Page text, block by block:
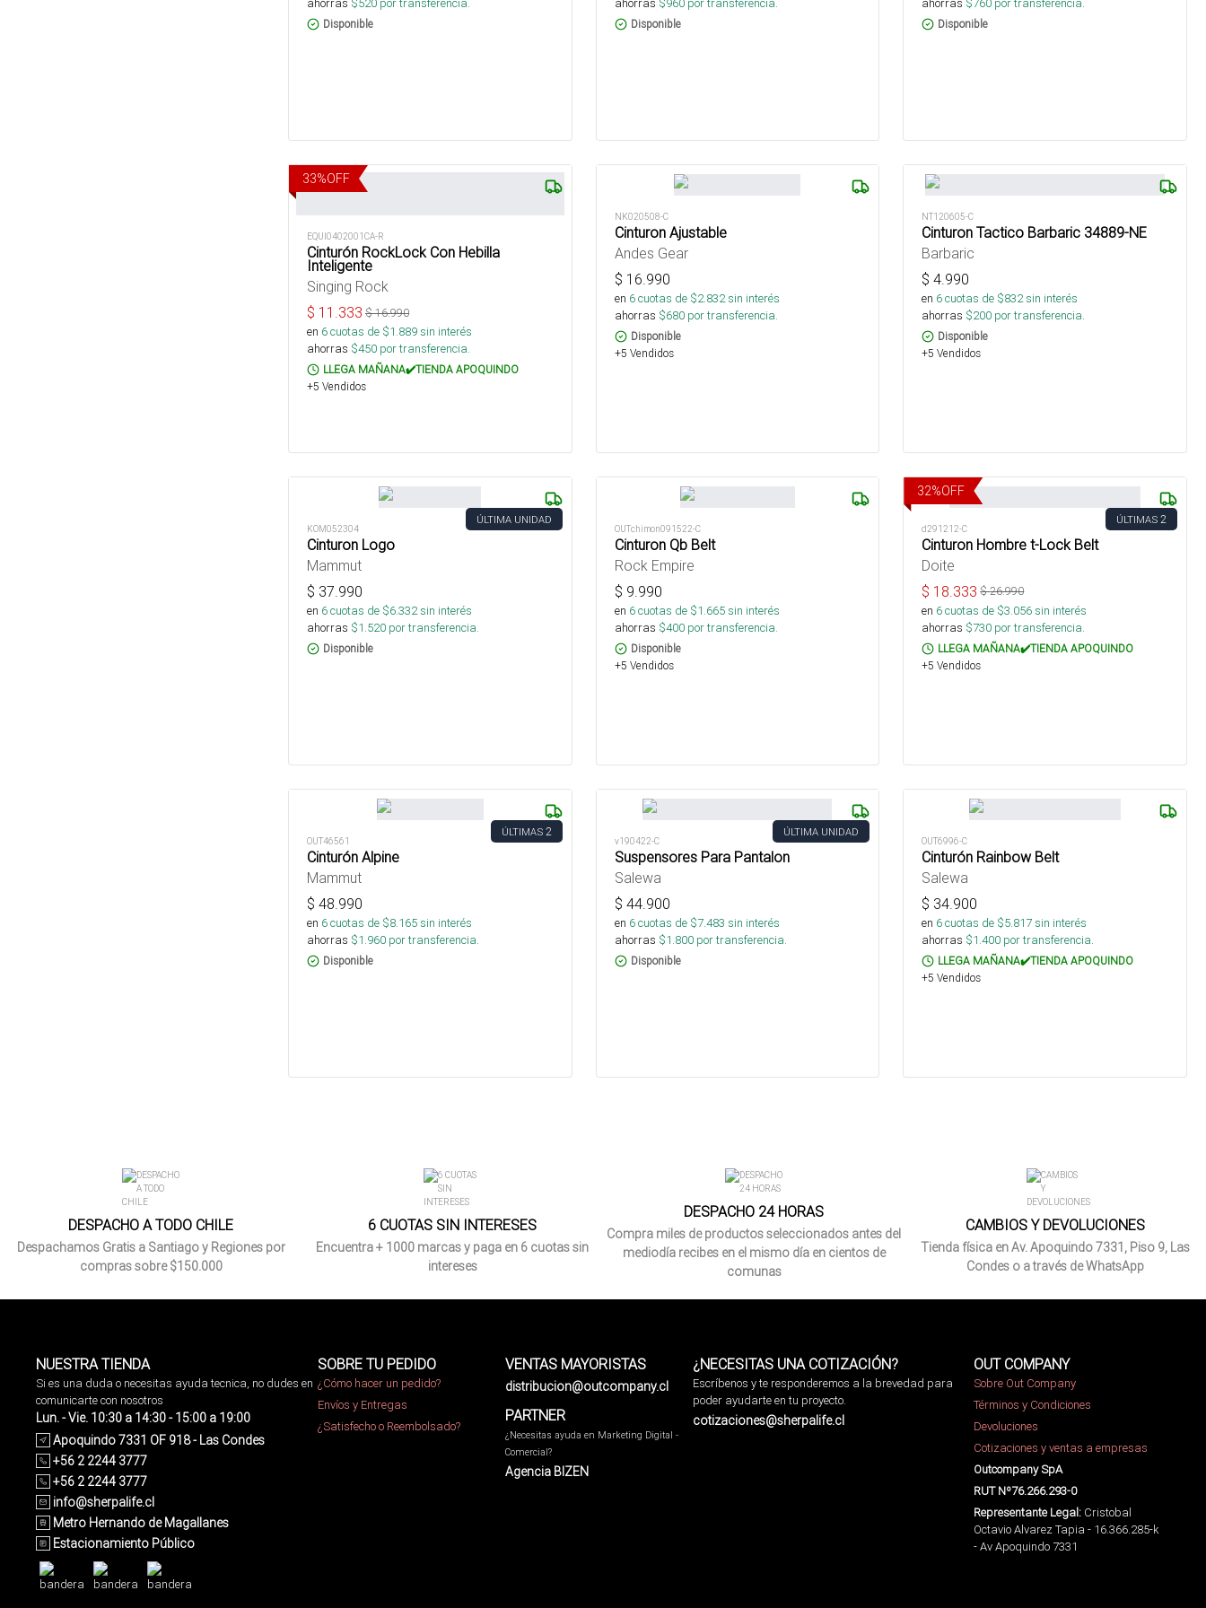
Disponible Disponible Disponible
33%OFF
EQUI0402001CA-R
Cinturón RockLock Con Hebilla
Inteligente
Singing Rock
$ 11.333 $16.990
en 6cuotas de $1.889sin interés
ahorras $450 por transferencia.
LLEGA MAÑANA✔️TIENDA APOQUINDO
+5 Vendidos
NK020508-C
Cinturon Ajustable
Andes Gear
$ 16.990
en 6cuotas de $2.832sin interés
ahorras $680por transferencia.
Disponible
+5 Vendidos
NT120605-C
Cinturon Tactico Barbaric 34889-NE
Barbaric
$4.990
en 6cuotas de $832sin interés
ahorras $200 por transferencia.
Disponible
+5 Vendidos
ÚLTIMA UNIDAD
KOM052304
Cinturon Logo
Mammut
$ 37.990
en 6cuotas de $6.332sin interés
ahorras $1.520 por transferencia.
Disponible
OUTchimon091522-C
Cinturon Qb Belt
Rock Empire
$ 9.990
en 6cuotas de $1.665sin interés
ahorras $400por transferencia.
Disponible
+5 Vendidos
32%OFF
ÚLTIMAS 2
d291212-C
Cinturon Hombre t-Lock Belt
Doite
$ 18.333 $26.990
en 6cuotas de $3.056sin interés
ahorras $730 por transferencia.
LLEGA MAÑANA✔️TIENDA APOQUINDO
+5 Vendidos
ÚLTIMAS 2
OUT46561
Cinturón Alpine
Mammut
$ 48.990
en 6cuotas de $8.165sin interés
ahorras $1.960 por transferencia.
Disponible
ÚLTIMA UNIDAD
v190422-C
Suspensores Para Pantalon
Salewa
$ 44.900
en 6cuotas de $7.483 sin interés
ahorras $1.800por transferencia.
Disponible
OUT6996-C
Cinturón Rainbow Belt
Salewa
$ 34.900
en 6cuotas de $5.817sin interés
ahorras $1.400 por transferencia.
LLEGA MAÑANA✔️TIENDA APOQUINDO
+5 Vendidos
DESPACHO A TODO CHILE
Despachamos Gratis a Santiago y Regiones por
compras sobre $150.000
6 CUOTAS SIN INTERESES
Encuentra + 1000 marcas y paga en 6 cuotas sin
intereses
DESPACHO 24 HORAS
Compra miles de productos seleccionados antes del
mediodía recibes en el mismo día en cientos de
comunas
CAMBIOS Y DEVOLUCIONES
Tienda física en Av. Apoquindo 7331, Piso 9, Las
Condes o a través de WhatsApp
NUESTRA TIENDA
Si es una duda o necesitas ayuda tecnica, no dudes en
comunicarte con nosotros
Lun. - Vie. 10:30 a 14:30 - 15:00 a 19:00
Apoquindo 7331 OF 918 - Las Condes
+56 2 2244 3777
+56 2 2244 3777
info@sherpalife.cl
Metro Hernando de Magallanes
Estacionamiento Público
SOBRE TU PEDIDO
¿Cómo hacer un pedido?
Envíos y Entregas
¿Satisfecho o Reembolsado?
VENTAS MAYORISTAS
distribucion@outcompany.cl
PARTNER
¿Necesitas ayuda en Marketing Digital -
Comercial?
Agencia BIZEN
¿NECESITAS UNA COTIZACIÓN?
Escríbenos y te responderemos a la brevedad para
poder ayudarte en tu proyecto.
cotizaciones@sherpalife.cl
OUT COMPANY
Sobre Out Company
Términos y Condiciones
Devoluciones
Cotizaciones y ventas a empresas
Outcompany SpA
RUT Nº76.266.293-0
Representante Legal: Cristobal
Octavio Alvarez Tapia - 16.366.285-k
- Av Apoquindo 7331